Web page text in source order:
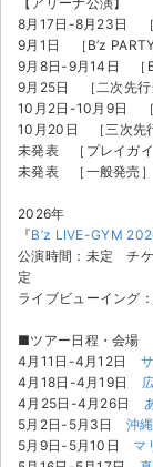
8月17日-8月23日 ［
9月1日 ［B’z
9月8日-9月14日 ［
9月25日 ［二次先行
10月2日-10月9日 ［
10月20日 ［三次先
未発表 ［プレイガイ
未発表 ［一般発売］
2026年
『B’z LIVE-GYM
公演時間：未定 チ
定
ライブビューイング
■ツアー日程・会場
4月11日-4月12日
4月18日-4月19日
4月25日-4月26日
5月2日-5月3日沖
5月9日-5月10日 マ